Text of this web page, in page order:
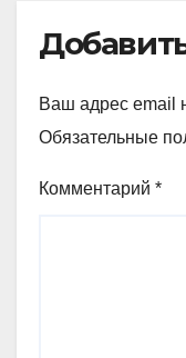
Ваш адрес email
Обязательные
Комментарий *